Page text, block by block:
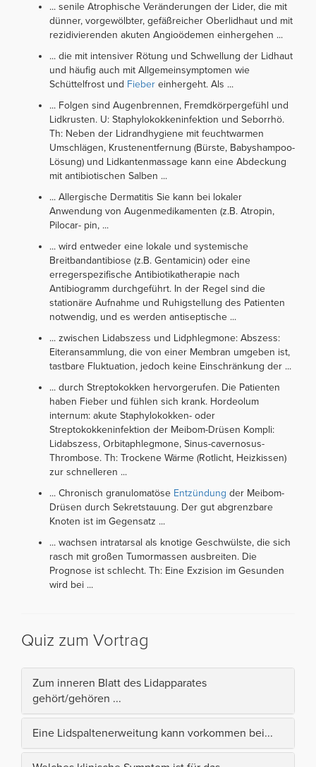
... senile Atrophische Veränderungen der Lider, die mit
dünner, vorgewölbter, gefäßreicher Oberlidhaut und mit
rezidivierenden akuten Angioödemen einhergehen ...
... die mit intensiver Rötung und Schwellung der Lidhaut
und häufig auch mit Allgemeinsymptomen wie
Schüttelfrost und Fieber einhergeht. Als ...
... Folgen sind Augenbrennen, Fremdkörpergefühl und
Lidkrusten. U: Staphylokokkeninfektion und Seborrhö.
Th: Neben der Lidrandhygiene mit feuchtwarmen
Umschlägen, Krustenentfernung (Bürste, Babyshampoo-
Lösung) und Lidkantenmassage kann eine Abdeckung
mit antibiotischen Salben ...
... Allergische Dermatitis Sie kann bei lokaler
Anwendung von Augenmedikamenten (z.B. Atropin,
Pilocar- pin, ...
... wird entweder eine lokale und systemische
Breitbandantibiose (z.B. Gentamicin) oder eine
erregerspezifische Antibiotikatherapie nach
Antibiogramm durchgeführt. In der Regel sind die
stationäre Aufnahme und Ruhigstellung des Patienten
notwendig, und es werden antiseptische ...
... zwischen Lidabszess und Lidphlegmone: Abszess:
Eiteransammlung, die von einer Membran umgeben ist,
tastbare Fluktuation, jedoch keine Einschränkung der ...
... durch Streptokokken hervorgerufen. Die Patienten
haben Fieber und fühlen sich krank. Hordeolum
internum: akute Staphylokokken- oder
Streptokokkeninfektion der Meibom-Drüsen Kompli:
Lidabszess, Orbitaphlegmone, Sinus-cavernosus-
Thrombose. Th: Trockene Wärme (Rotlicht, Heizkissen)
zur schnelleren ...
... Chronisch granulomatöse Entzündung der Meibom-
Drüsen durch Sekretstauung. Der gut abgrenzbare
Knoten ist im Gegensatz ...
... wachsen intratarsal als knotige Geschwülste, die sich
rasch mit großen Tumormassen ausbreiten. Die
Prognose ist schlecht. Th: Eine Exzision im Gesunden
wird bei ...
Quiz zum Vortrag
Zum inneren Blatt des Lidapparates
gehört/gehören ...
Eine Lidspaltenerweitung kann vorkommen bei...